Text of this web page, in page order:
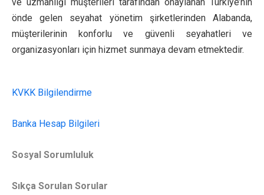
önde gelen seyahat yönetim şirketlerinden Alabanda,
müşterilerinin konforlu ve güvenli seyahatleri ve
organizasyonları için hizmet sunmaya devam etmektedir.
KVKK Bilgilendirme
Banka Hesap Bilgileri
Sosyal Sorumluluk
Sıkça Sorulan Sorular